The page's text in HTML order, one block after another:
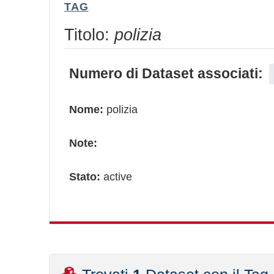
TAG
Titolo: polizia
Numero di Dataset associati:
Nome: polizia
Note:
Stato: active